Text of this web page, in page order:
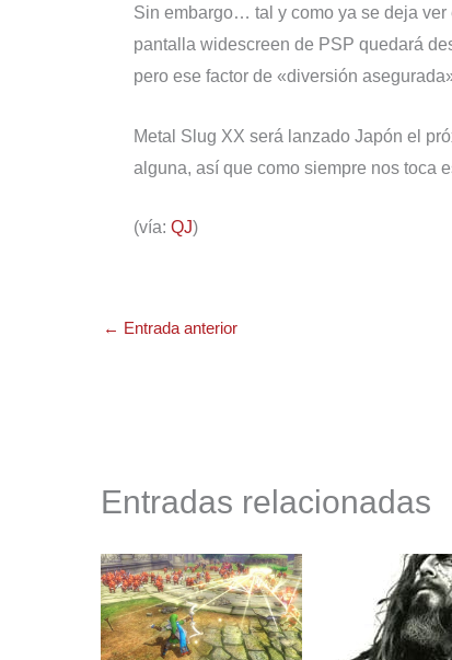
Sin embargo… tal y como ya se deja ver
pantalla widescreen de PSP quedará
pero ese factor de «diversión
Metal Slug XX será lanzado Japón el
alguna, así que como siempre nos toca
(vía: QJ)
← Entrada anterior
Entradas relacionadas